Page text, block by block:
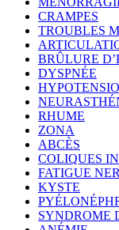
CRAMPES
TROUBLES
BRÛLURE
DYSPNÉE
RHUME
ZONA
ABCÈS
COLIQUES
FATIGUE
KYSTE
SYNDROME